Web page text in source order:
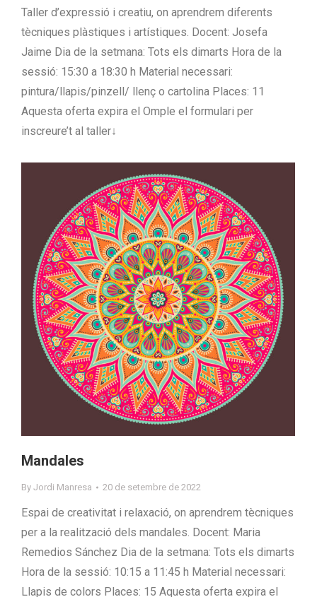
Taller d’expressió i creatiu, on aprendrem diferents
tècniques plàstiques i artístiques. Docent: Josefa
Jaime Dia de la setmana: Tots els dimarts Hora de la
sessió: 15:30 a 18:30 h Material necessari:
pintura/llapis/pinzell/ llenç o cartolina Places: 11
Aquesta oferta expira el Omple el formulari per
inscreure’t al taller↓
Mandales
By Jordi Manresa 20 de setembre de 2022
Espai de creativitat i relaxació, on aprendrem tècniques
per a la realització dels mandales. Docent: Maria
Remedios Sánchez Dia de la setmana: Tots els dimarts
Hora de la sessió: 10:15 a 11:45 h Material necessari:
Llapis de colors Places: 15 Aquesta oferta expira el